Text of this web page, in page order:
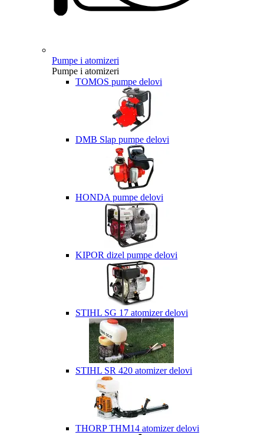
Pumpe i atomizeri
Pumpe i atomizeri
TOMOS pumpe delovi
DMB Slap pumpe delovi
HONDA pumpe delovi
KIPOR dizel pumpe delovi
STIHL SG 17 atomizer delovi
STIHL SR 420 atomizer delovi
THORP THM14 atomizer delovi